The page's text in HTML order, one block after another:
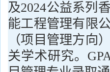
及2024公益系列
能工程管理有限
（项目管理方向
关学术研究。